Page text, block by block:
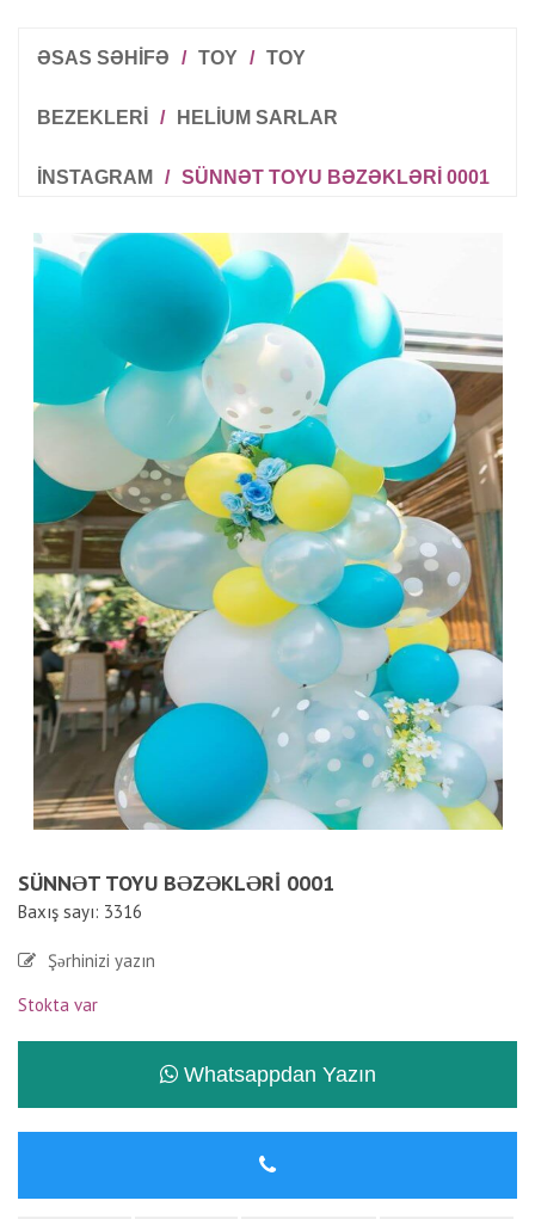
ƏSAS SƏHİFƏ / TOY / TOY
BEZEKLERI / HELIUM SARLAR
INSTAGRAM / SÜNNƏT TOYU BƏZƏKLƏRI 0001
SÜNNƏT TOYU BƏZƏKLƏRI 0001
Baxış sayı: 3316
Şərhinizi yazın
Stokta var
Whatsappdan Yazın